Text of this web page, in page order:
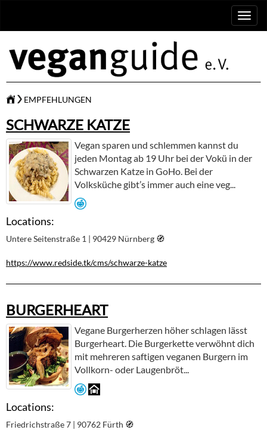
Toggle
EMPFEHLUNGEN
SCHWARZE KATZE
Vegan sparen und schlemmen kannst du
jeden Montag ab 19 Uhr bei der Vokü in der
Schwarzen Katze in GoHo. Bei der
Volksküche gibt’s immer auch eine veg...
Locations:
Untere Seitenstraße 1 | 90429 Nürnberg 🧭︎
https://www.redside.tk/cms/schwarze-katze
BURGERHEART
Vegane Burgerherzen höher schlagen lässt
Burgerheart. Die Burgerkette verwöhnt dich
mit mehreren saftigen veganen Burgern im
Vollkorn- oder Laugenbröt...
Locations:
Friedrichstraße 7 | 90762 Fürth 🧭︎